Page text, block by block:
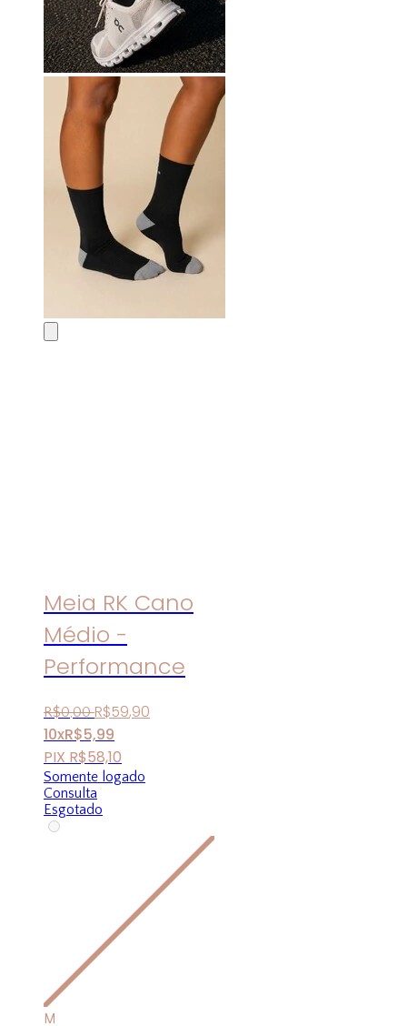
Meia RK Cano
Médio -
Performance
R$0,00 R$59,90
10xR$5,99
PIX R$58,10
Somente logado
Consulta
Esgotado
M